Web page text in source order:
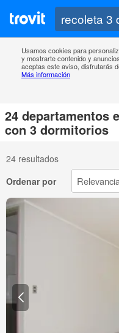
Usamos cookies para
y mostrarte contenido y
aceptas este aviso, disfrutarás
Más información
24 departamentos
con 3 dormitorios
24 resultados
Ordenar por